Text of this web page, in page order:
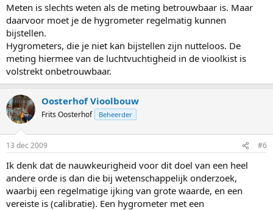
Meten is slechts weten als de meting betrouwbaar is. Maar
daarvoor moet je de hygrometer regelmatig kunnen
bijstellen.
Hygrometers, die je niet kan bijstellen zijn nutteloos. De
meting hiermee van de luchtvuchtigheid in de vioolkist is
volstrekt onbetrouwbaar.
Oosterhof Vioolbouw
Frits Oosterhof Beheerder
13 dec 2009 #6
Ik denk dat de nauwkeurigheid voor dit doel van een heel
andere orde is dan die bij wetenschappelijk onderzoek,
waarbij een regelmatige ijking van grote waarde, en een
vereiste is (calibratie). Een hygrometer met een